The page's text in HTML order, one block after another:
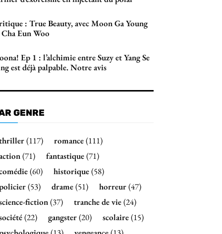
: True Beauty, avec Moon Ga Young
Eun Woo
Ep 1 : l’alchimie entre Suzy et Yang Se
est déjà palpable. Notre avis
GENRE
(117) romance(111)
(71) fantastique(71)
(60) historique(58)
(53) drame(51) horreur(47)
fiction(37) tranche de vie(24)
(22) gangster(20) scolaire(15)